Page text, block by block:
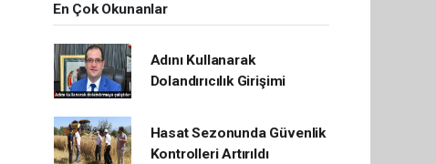
En Çok Okunanlar
Adını Kullanarak
Dolandırıcılık Girişimi
Hasat Sezonunda Güvenlik
Kontrolleri Artırıldı